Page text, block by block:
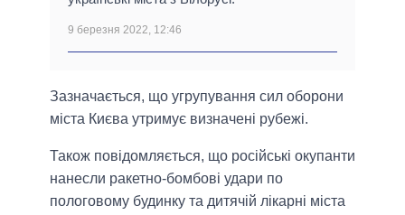
9 березня 2022, 12:46
Зазначається, що угрупування сил оборони
міста Києва утримує визначені рубежі.
Також повідомляється, що російські окупанти
нанесли ракетно-бомбові удари по
пологовому будинку та дитячій лікарні міста